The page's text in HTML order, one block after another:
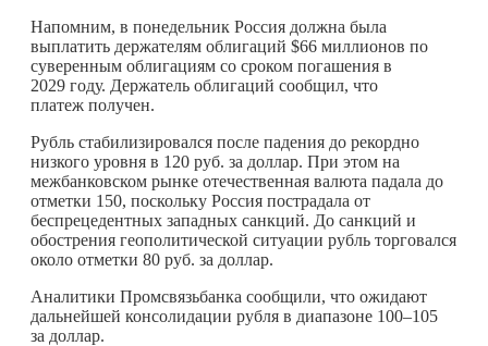
Напомним, в понедельник Россия должна была
выплатить держателям облигаций $66 миллионов по
суверенным облигациям со сроком погашения в
2029 году. Держатель облигаций сообщил, что
платеж получен.
Рубль стабилизировался после падения до рекордно
низкого уровня в 120 руб. за доллар. При этом на
межбанковском рынке отечественная валюта падала до
отметки 150, поскольку Россия пострадала от
беспрецедентных западных санкций. До санкций и
обострения геополитической ситуации рубль торговался
около отметки 80 руб. за доллар.
Аналитики Промсвязьбанка сообщили, что ожидают
дальнейшей консолидации рубля в диапазоне 100–105
за доллар.